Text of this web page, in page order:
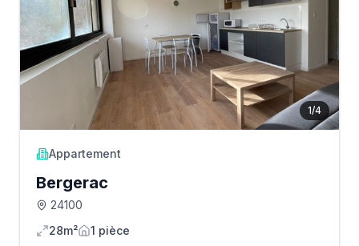
1/4
Appartement
Bergerac
24100
28m²
1 pièce